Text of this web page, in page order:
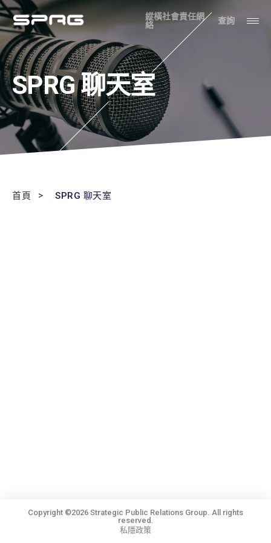
縱橫社會責任網
絡 查詢
SPRG 聊天室
首頁 SPRG 聊天室
Copyright ©2026 Strategic Public Relations Group. All rights
reserved.
私隱政策